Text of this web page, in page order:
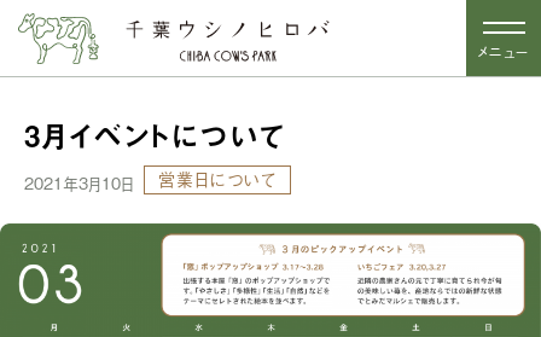
メニュー
3月イベントについて
2021年3月10日 営業日について